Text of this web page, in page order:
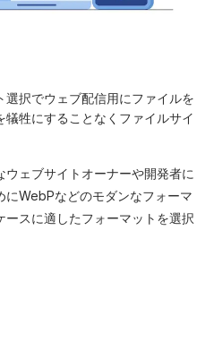
選択でウェブ配信用にファイルを
牲にすることなくファイルサイ
ェブサイトオーナーや開発者に
にWebPなどのモダンなフォーマ
ースに適したフォーマットを選択